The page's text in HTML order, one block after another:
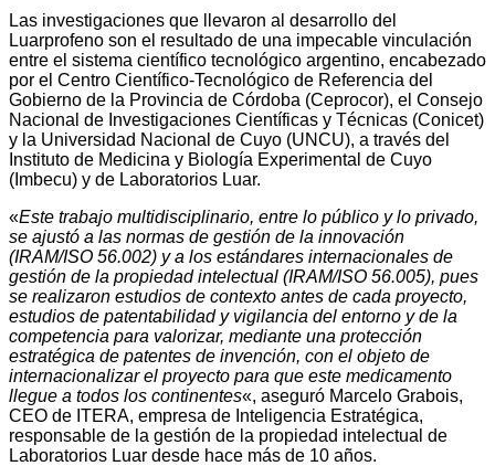
Las investigaciones que llevaron al desarrollo del
Luarprofeno son el resultado de una impecable vinculación
entre el sistema científico tecnológico argentino, encabezado
por el Centro Científico-Tecnológico de Referencia del
Gobierno de la Provincia de Córdoba (Ceprocor), el Consejo
Nacional de Investigaciones Científicas y Técnicas (Conicet)
y la Universidad Nacional de Cuyo (UNCU), a través del
Instituto de Medicina y Biología Experimental de Cuyo
(Imbecu) y de Laboratorios Luar.
«Este trabajo multidisciplinario, entre lo público y lo privado,
se ajustó a las normas de gestión de la innovación
(IRAM/ISO 56.002) y a los estándares internacionales de
gestión de la propiedad intelectual (IRAM/ISO 56.005), pues
se realizaron estudios de contexto antes de cada proyecto,
estudios de patentabilidad y vigilancia del entorno y de la
competencia para valorizar, mediante una protección
estratégica de patentes de invención, con el objeto de
internacionalizar el proyecto para que este medicamento
llegue a todos los continentes«, aseguró Marcelo Grabois,
CEO de ITERA, empresa de Inteligencia Estratégica,
responsable de la gestión de la propiedad intelectual de
Laboratorios Luar desde hace más de 10 años.